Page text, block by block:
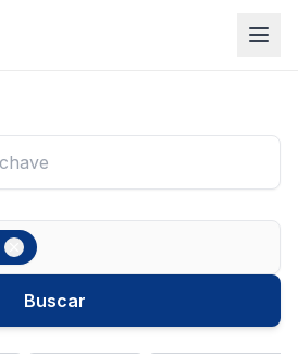
Buscar